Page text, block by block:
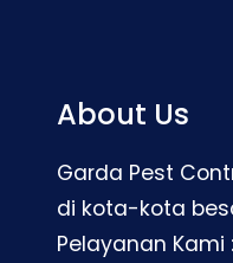
About Us
Garda Pest
di kota-kota
Pelayanan Kami